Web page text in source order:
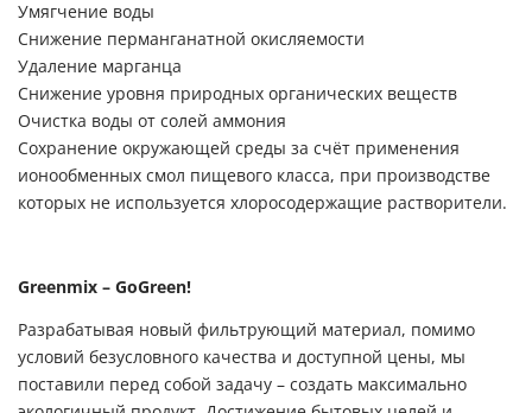
Умягчение воды
Снижение перманганатной окисляемости
Удаление марганца
Снижение уровня природных органических веществ
Очистка воды от солей аммония
Сохранение окружающей среды за счёт применения
ионообменных смол пищевого класса, при производстве
которых не используется хлоросодержащие растворители.
Greenmix – GoGreen!
Разрабатывая новый фильтрующий материал, помимо
условий безусловного качества и доступной цены, мы
поставили перед собой задачу – создать максимально